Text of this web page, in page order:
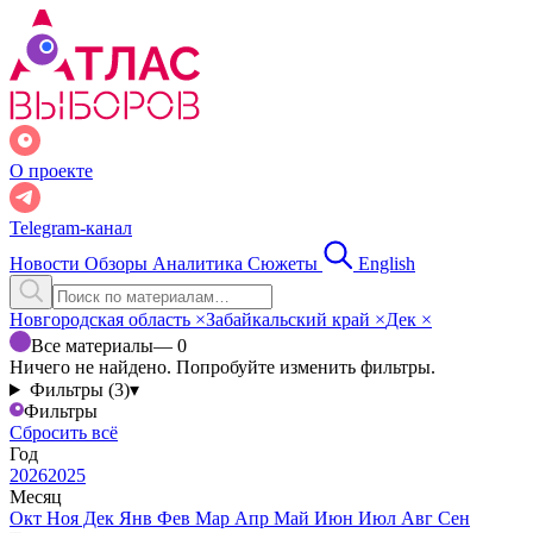
О проекте
Telegram-канал
Новости Обзоры Аналитика Сюжеты English
Новгородская область ×Забайкальский край ×Дек ×
Все материалы— 0
Ничего не найдено. Попробуйте изменить фильтры.
Фильтры (3)▾
Фильтры
Сбросить всё
Год
20262025
Месяц
Окт Ноя Дек Янв Фев Мар Апр Май Июн Июл Авг Сен